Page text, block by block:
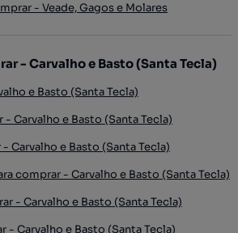
- Veade, Gagos e Molares
- Carvalho e Basto (Santa Tecla)
e Basto (Santa Tecla)
Carvalho e Basto (Santa Tecla)
Carvalho e Basto (Santa Tecla)
comprar - Carvalho e Basto (Santa Tecla)
- Carvalho e Basto (Santa Tecla)
- Carvalho e Basto (Santa Tecla)